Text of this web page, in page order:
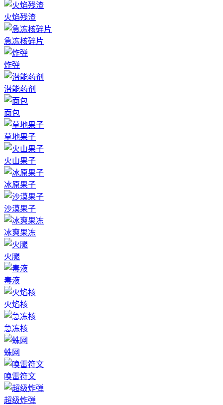
火焰残渣
急冻核碎片
炸弹
潜能药剂
面包
草地果子
火山果子
冰原果子
沙漠果子
冰爽果冻
火腿
毒液
火焰核
急冻核
蛛网
唤雷符文
超级炸弹